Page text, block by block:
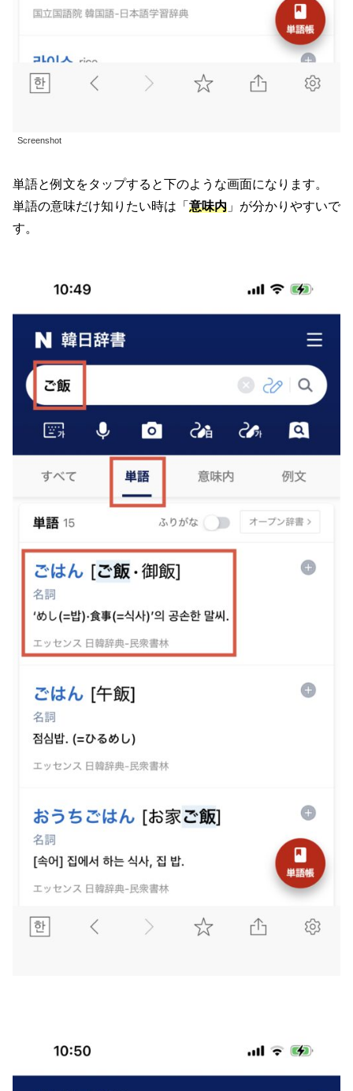
Screenshot
単語と例文をタップすると下のような画面になります。
単語の意味だけ知りたい時は「 意味内 」が分かりやすいで
す。